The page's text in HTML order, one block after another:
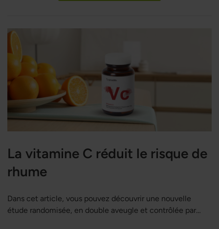
La vitamine C réduit le risque de
rhume
Dans cet article, vous pouvez découvrir une nouvelle
étude randomisée, en double aveugle et contrôlée par